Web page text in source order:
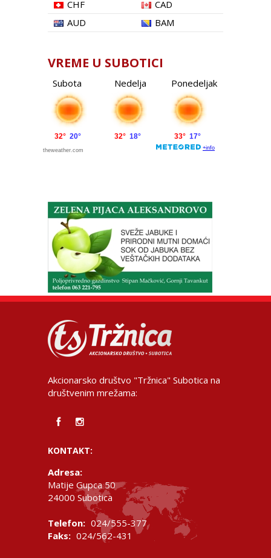
CHF
CAD
AUD
BAM
VREME U SUBOTICI
Subota Nedelja Ponedeljak
Akcionarsko društvo "Tržnica" Subotica na
društvenim mrežama:
KONTAKT:
Adresa:
Matije Gupca 50
24000 Subotica
Telefon: 024/555-377
Faks: 024/562-431